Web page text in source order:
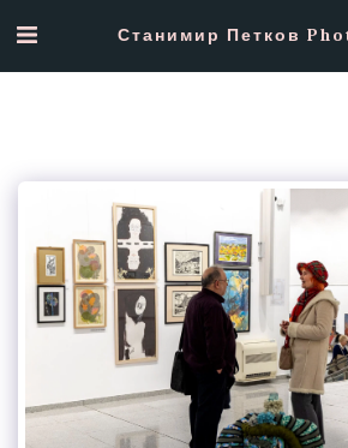
Станимир Петков